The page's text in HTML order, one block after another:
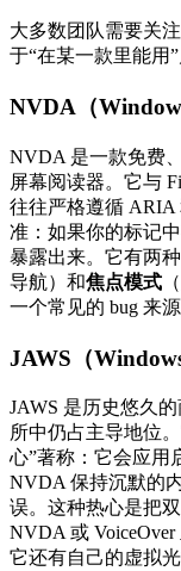
大多数团队需要关
于“在某一款里能用
NVDA（
NVDA 是一款免费
屏幕阅读器。它与
往往严格遵循 ARIA
准：如果你的标记
暴露出来。它有两
导航）和焦点模式
一个常见的 bug 来
JAWS（Windows
JAWS 是历史悠久
所中仍占主导地位
心”著称：它会应用
NVDA 保持沉默的
误。这种热心是把
NVDA 或 VoiceOver
它还有自己的虚拟